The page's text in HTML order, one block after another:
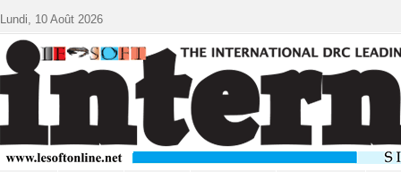
Lundi, 10 Août 2026